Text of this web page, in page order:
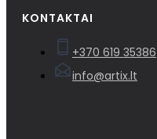
KONTAKTAI
+370 619 35386
info@artix.lt